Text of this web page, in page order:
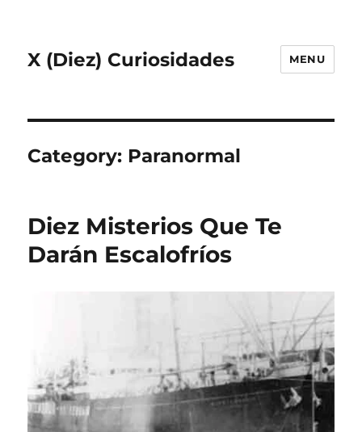
X (Diez) Curiosidades MENU
Category: Paranormal
Diez Misterios Que Te
Darán Escalofríos